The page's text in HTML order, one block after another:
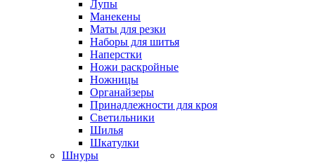
Лупы
Манекены
Маты для резки
Наборы для шитья
Наперстки
Ножи раскройные
Ножницы
Органайзеры
Принадлежности для кроя
Светильники
Шилья
Шкатулки
Шнуры